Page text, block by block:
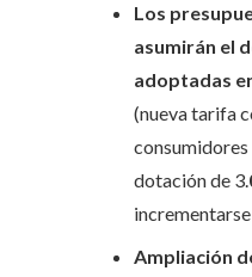
Los
asumirán el
adoptadas
(nueva tarifa
consumidores
dotación de 3.
Ampliación